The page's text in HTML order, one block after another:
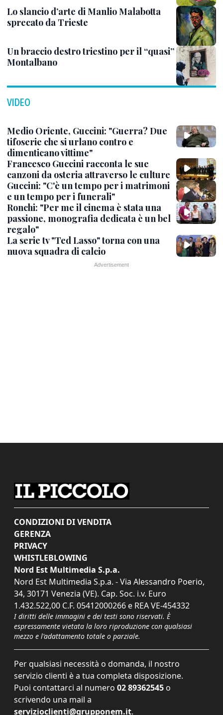
Lo slancio d’arte di Manlio Malabotta
sprecato da Trieste
Un braccio destro triestino per il “quasi”
Montalbano
VIDEO
Medio Oriente, Guccini: "Guerra? Due
tifoserie che si urlano contro e
dimenticano vittime"
Francesco Guccini racconta le sue
canzoni da osteria attraverso le culture
Guccini: "C'è un tempo per i matrimoni
e un tempo per i funerali"
Ronchi: "Per me il cinema è stata una
passione, monografia dedicata è un bel
regalo"
La serie tv "Ted Lasso" torna con una
nuova squadra di calcio
CONDIZIONI DI VENDITA
GERENZA
PRIVACY
WHISTLEBLOWING
Nord Est Multimedia S.p.a.
Nord Est Multimedia S.p.a. - Via Alessandro Poerio,
34, 30171 Venezia (VE). Cap. Soc. i.v. Euro
1.432.522,00 C.F. 05412000266 e REA VE-454332
I diritti delle immagini e dei testi sono riservati. È
espressamente vietata la loro riproduzione con qualsiasi
mezzo e l'adattamento totale o parziale.
Per qualsiasi necessità o domanda, il nostro
servizio clienti è a tua completa disposizione.
Puoi contattarci al numero 02 89362545 o
scrivendo una mail a
servizioclienti@grupponem.it.